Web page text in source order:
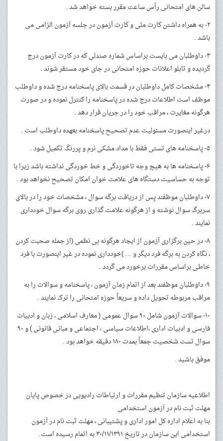
سالن های امتحانی رأس ساعت مقرر بسته خواهد شد .
۲- به همراه داشتن کارت ملی و کارت آزمون در جلسه آزمون الزامی می
باشد .
۳- داوطلبان می بایست براساس شماره صندلی که در کارت آزمون درج
گردیده و تابلو اعلانات حوزه امتحانی در جای خود مستقر شوند .
۴- مشخصات کامل داوطلبان در قسمت بالای پاسخنامه درج شده و داوطلب
موظف است اطلاعات درج شده در پاسخنامه را کنترل نموده و در صورت
هرگونه مغایرت ، مراقب خود را در جریان قرار دهد .
درغیر اینصورت مسئولیت عدم تصحیح پاسخنامه بعهده داوطلب است .
۵- پاسخنامه های تستی فقط با مداد مشکی نرم و پررنگ تکمیل شود .
۶- پاسخنامه ها به هیچ وجه تاخوردگی و خط خوردگی نداشته باشد زیرا با
توجه به حساسیت دستگاه های علامت خوان امکان تصحیح نخواهد بود .
۷- داوطلبان موظفند پس از دریافت برگه سوال ، مشخصات خود را در بالای
سربرگ سوال نوشته و از هرگونه علامت گذاری روی برگه سوال خودداری
نمایند .
۸- در حین برگزاری آزمون از ایجاد هرگونه بی نظمی (‌از جمله صحبت کردن
، نگاه کردن به برگه فرد دیگر و … )‌خودداری نموده در غیر اینصورت با فرد
خاطی براساس مقررات برخورد می گردد .
۹- داوطلبان موظفند بعد از اتمام زمان آزمون ، پاسخنامه و سوالات را به
مراقب مربوطه تحویل داده و سریعاً حوزه امتحانی را ترک نمایند .
۱۰- سوالات آزمون شامل ۹۰ سوال عمومی ( معارف اسلامی ، زبان و ادبیات
فارسی و ادبیات اداری ،‌اطلاعات سیاسی ، اجتماعی و مبانی قانونی ) و ۹۰
سوال تست شخصیت جمعاً بمدت ۱۸۰ دقیقه خواهد بود .
موفق باشید .
اطلاعیه سازمان تنظیم مقررات و ارتباطات رادیویی در خصوص پایان
مهلت ثبت نام در آزمون استخدامی
بنا به اعلام اداره کل امور اداری و پشتیبانی ، مهلت ثبت نام در آزمون
استخدامی این سازمان در تاریخ ۳۰/۱۱/۱۳۹۱ به اتمام رسیده است.